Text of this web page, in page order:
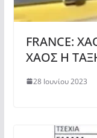
FRANCE:
ΧΑΟΣ Η
28 Ιουνίου 2023